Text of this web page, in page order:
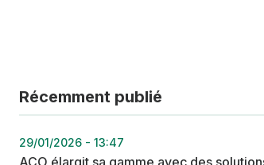
Récemment publié
29/01/2026 - 13:47
ACO élargit sa gamme avec des